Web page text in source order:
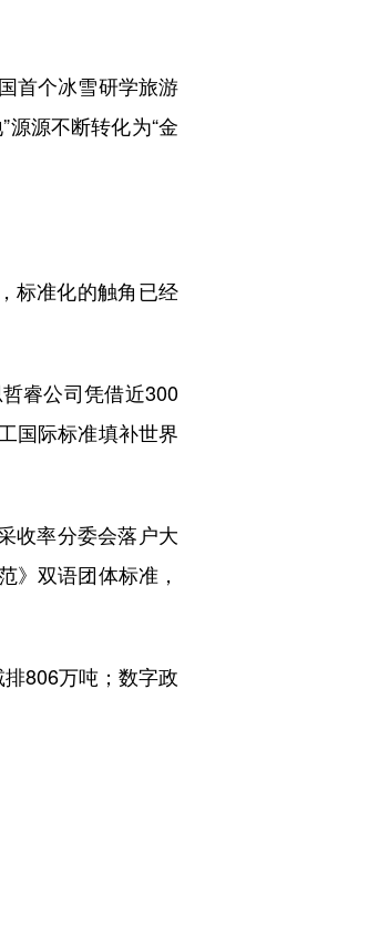
首个冰雪研学旅游
源不断转化为“金
标准化的触角已经
睿公司凭借近300
国际标准填补世界
收率分委会落户大
》双语团体标准，
806万吨；数字政